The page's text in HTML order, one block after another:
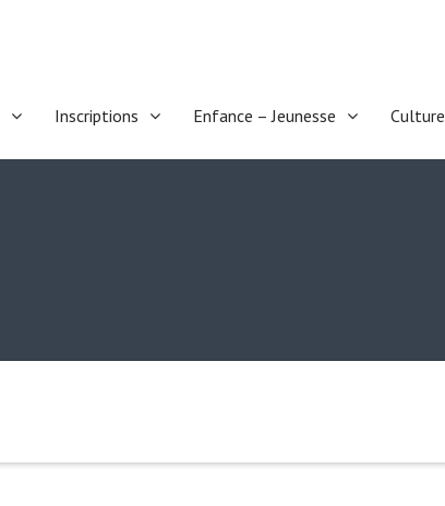
Inscriptions Enfance – Jeunesse Culture